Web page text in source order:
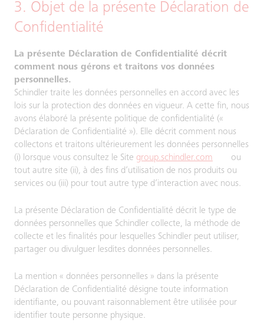
3. Objet de la présente Déclaration de
Confidentialité
La présente Déclaration de Confidentialité décrit
comment nous gérons et traitons vos données
personnelles.
Schindler traite les données personnelles en accord avec les
lois sur la protection des données en vigueur. A cette fin, nous
avons élaboré la présente politique de confidentialité («
Déclaration de Confidentialité »). Elle décrit comment nous
collectons et traitons ultérieurement les données personnelles
(i) lorsque vous consultez le Site group.schindler.com
ou
tout autre site (ii), à des fins d’utilisation de nos produits ou
services ou (iii) pour tout autre type d’interaction avec nous.
La présente Déclaration de Confidentialité décrit le type de
données personnelles que Schindler collecte, la méthode de
collecte et les finalités pour lesquelles Schindler peut utiliser,
partager ou divulguer lesdites données personnelles.
La mention « données personnelles » dans la présente
Déclaration de Confidentialité désigne toute information
identifiante, ou pouvant raisonnablement être utilisée pour
identifier toute personne physique.